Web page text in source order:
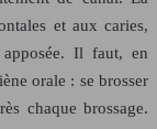
et aux caries,
Il faut, en
orale : se brosser
chaque brossage.